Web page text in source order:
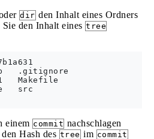
dir den Inhalt eines Ordners
den Inhalt eines tree
.gitignore
Makefile
src
einem commit nachschlagen
Hash des tree im commit